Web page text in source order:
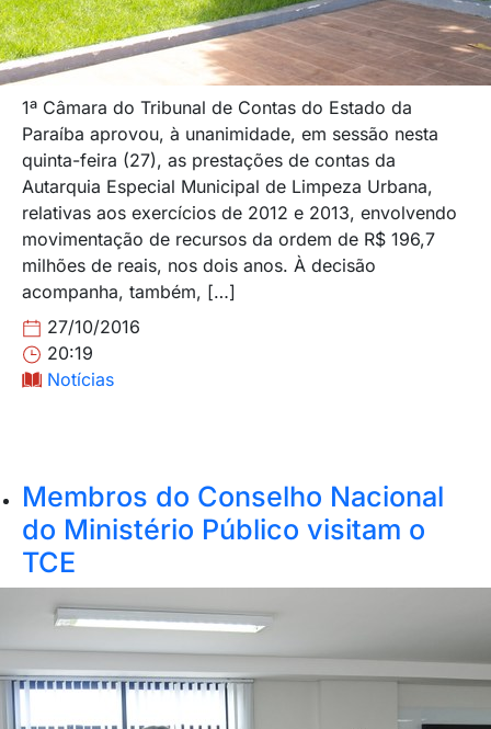
1ª Câmara do Tribunal de Contas do Estado da
Paraíba aprovou, à unanimidade, em sessão nesta
quinta-feira (27), as prestações de contas da
Autarquia Especial Municipal de Limpeza Urbana,
relativas aos exercícios de 2012 e 2013, envolvendo
movimentação de recursos da ordem de R$ 196,7
milhões de reais, nos dois anos. À decisão
acompanha, também, […]
27/10/2016
20:19
Notícias
Membros do Conselho Nacional
do Ministério Público visitam o
TCE